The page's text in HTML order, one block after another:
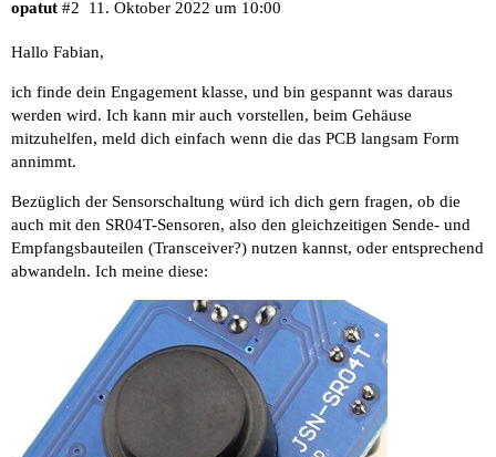
opatut 11. Oktober 2022 um 10:00
#2
Hallo Fabian,
ich finde dein Engagement klasse, und bin gespannt was daraus
werden wird. Ich kann mir auch vorstellen, beim Gehäuse
mitzuhelfen, meld dich einfach wenn die das PCB langsam Form
annimmt.
Bezüglich der Sensorschaltung würd ich dich gern fragen, ob die
auch mit den SR04T-Sensoren, also den gleichzeitigen Sende- und
Empfangsbauteilen (Transceiver?) nutzen kannst, oder entsprechend
abwandeln. Ich meine diese: